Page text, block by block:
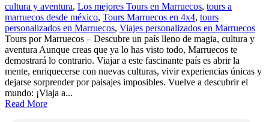
cultura y aventura, Los mejores Tours en Marruecos, tours a
marruecos desde méxico, Tours Marruecos en 4x4, tours
personalizados en Marruecos, Viajes personalizados en Marruecos
Tours por Marruecos – Descubre un país lleno de magia, cultura y
aventura Aunque creas que ya lo has visto todo, Marruecos te
demostrará lo contrario. Viajar a este fascinante país es abrir la
mente, enriquecerse con nuevas culturas, vivir experiencias únicas y
dejarse sorprender por paisajes imposibles. Vuelve a descubrir el
mundo: ¡Viaja a...
Read More